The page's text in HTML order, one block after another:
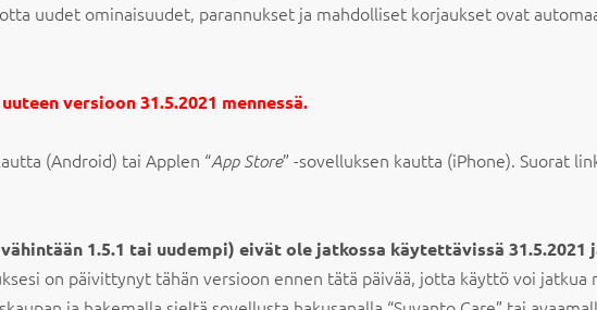
uudet ominaisuudet, parannukset ja mahdolliset korjaukset ovat
versioon 31.5.2021 mennessä.
(Android) tai Applen “App Store” -sovelluksen kautta (iPhone). Suorat
1.5.1 tai uudempi) eivät ole jatkossa käytettävissä 31.5.2021
on päivittynyt tähän versioon ennen tätä päivää, jotta käyttö voi jatkua